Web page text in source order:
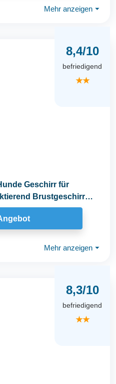
Mehr anzeigen ⏷
8,4/10
befriedigend
★★
Geschirr für
Brustgeschirr
Mehr anzeigen ⏷
8,3/10
befriedigend
★★